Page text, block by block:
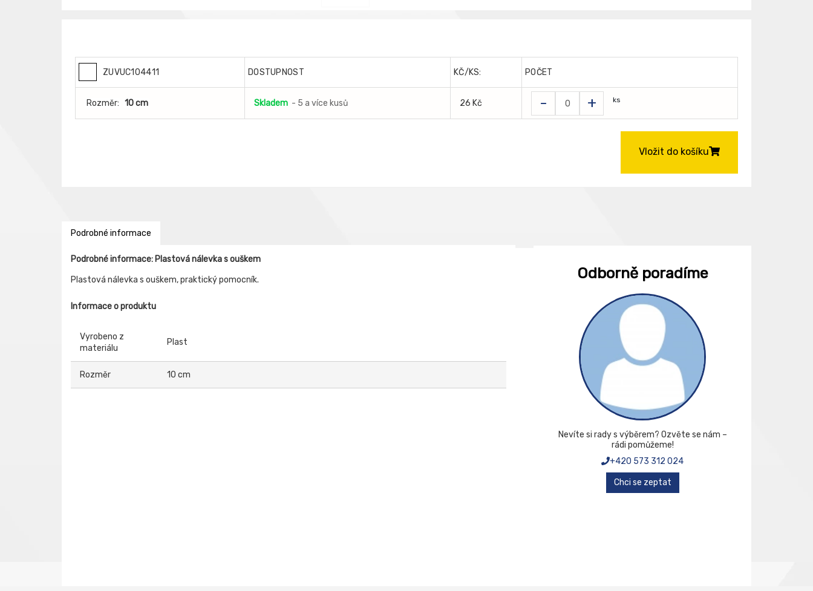
ZUVUC104411 DOSTUPNOST KČ/KS: POČET
Rozměr: 10 cm Skladem - 5 a více kusů 26 Kč - + ks
Vložit do košíku
Podrobné informace
Podrobné informace: Plastová nálevka s ouškem
Plastová nálevka s ouškem, praktický pomocník.
Informace o produktu
Vyrobeno z
materiálu
Plast
Rozměr 10 cm
Odborně poradíme
Nevíte si rady s výběrem? Ozvěte se nám –
rádi pomůžeme!
+420 573 312 024
Chci se zeptat